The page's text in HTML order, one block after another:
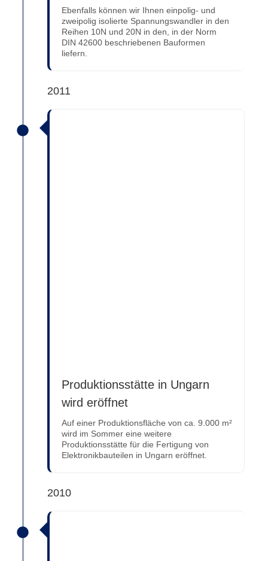
Ebenfalls können wir Ihnen einpolig- und
zweipolig isolierte Spannungswandler in den
Reihen 10N und 20N in den, in der Norm
DIN 42600 beschriebenen Bauformen
liefern.
2011
Produktionsstätte in Ungarn
wird eröffnet
Auf einer Produktionsfläche von ca. 9.000 m²
wird im Sommer eine weitere
Produktionsstätte für die Fertigung von
Elektronikbauteilen in Ungarn eröffnet.
2010